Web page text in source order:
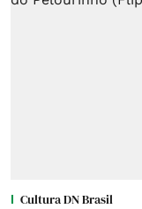
Cultura DN Brasil